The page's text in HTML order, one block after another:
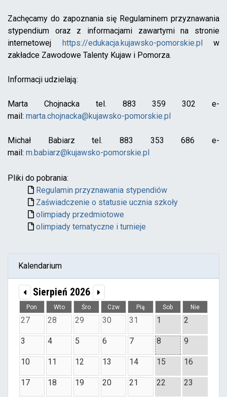
Zachęcamy do zapoznania się Regulaminem przyznawania
stypendium oraz z informacjami zawartymi na stronie
internetowej
https://edukacja.kujawsko-pomorskie.pl
w
zakładce Zawodowe Talenty Kujaw i Pomorza.
Informacji udzielają:
Marta Chojnacka tel. 883 359 302 e-
mail: marta.chojnacka@kujawsko-pomorskie.pl
Michał Babiarz tel. 883 353 686 e-
mail: m.babiarz@kujawsko-pomorskie.pl
Pliki do pobrania:
Regulamin przyznawania stypendiów
Zaświadczenie o statusie ucznia szkoły
olimpiady przedmiotowe
olimpiady tematyczne i turnieje
Kalendarium
Sierpień 2026
Pon Wto Śro Czw Pią Sob Nie
27 28 29 30 31 1 2
3 4 5 6 7 8 9
10 11 12 13 14 15 16
17 18 19 20 21 22 23